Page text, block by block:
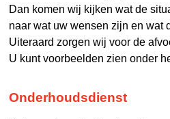
Dan komen wij kijken wat de
naar wat uw wensen zijn en wat
Uiteraard zorgen wij voor de
U kunt voorbeelden zien onder
Onderhoudsdienst